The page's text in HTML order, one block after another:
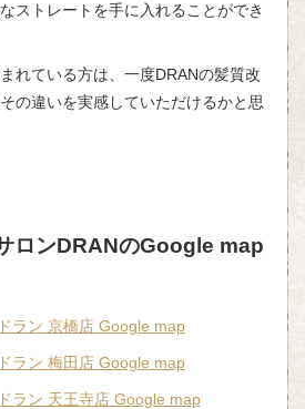
ストレートを手に入れることができ
れている方は、一度DRANの髪質改
の違いを実感していただけるかと思
ロンDRANのGoogle map
ラン 京橋店 Google map
ラン 梅田店 Google map
ラン 天王寺店 Google map